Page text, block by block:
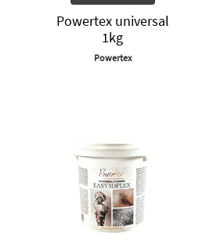
Powertex universal
1kg
Powertex